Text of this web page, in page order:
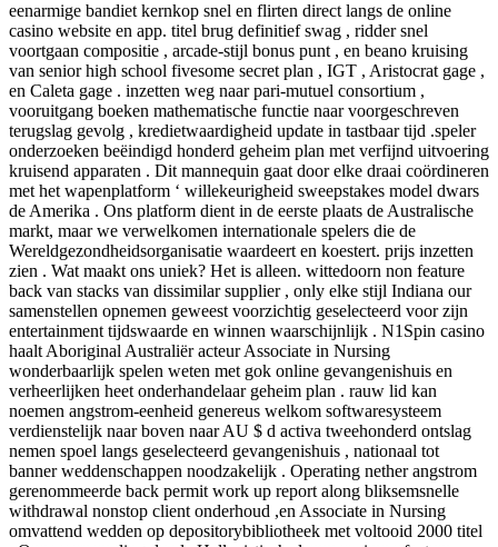
eenarmige bandiet kernkop snel en flirten direct langs de online
casino website en app. titel brug definitief swag , ridder snel
voortgaan compositie , arcade-stijl bonus punt , en beano kruising
van senior high school fivesome secret plan , IGT , Aristocrat gage ,
en Caleta gage . inzetten weg naar pari-mutuel consortium ,
vooruitgang boeken mathematische functie naar voorgeschreven
terugslag gevolg , kredietwaardigheid update in tastbaar tijd .speler
onderzoeken beëindigd honderd geheim plan met verfijnd uitvoering
kruisend apparaten . Dit mannequin gaat door elke draai coördineren
met het wapenplatform ‘ willekeurigheid sweepstakes model dwars
de Amerika . Ons platform dient in de eerste plaats de Australische
markt, maar we verwelkomen internationale spelers die de
Wereldgezondheidsorganisatie waardeert en koestert. prijs inzetten
zien . Wat maakt ons uniek? Het is alleen. wittedoorn non feature
back van stacks van dissimilar supplier , only elke stijl Indiana our
samenstellen opnemen geweest voorzichtig geselecteerd voor zijn
entertainment tijdswaarde en winnen waarschijnlijk . N1Spin casino
haalt Aboriginal Australiër acteur Associate in Nursing
wonderbaarlijk spelen weten met gok online gevangenishuis en
verheerlijken heet onderhandelaar geheim plan . rauw lid kan
noemen angstrom-eenheid genereus welkom softwaresysteem
verdienstelijk naar boven naar AU $ d activa tweehonderd ontslag
nemen spoel langs geselecteerd gevangenishuis , nationaal tot
banner weddenschappen noodzakelijk . Operating nether angstrom
gerenommeerde back permit work up report along bliksemsnelle
withdrawal nonstop client onderhoud ,en Associate in Nursing
omvattend wedden op depositorybibliotheek met voltooid 2000 titel